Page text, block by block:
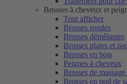
Brosses à cheveux et
Tout afficher
Brosses rondes
Brosses démêlantes
Brosses plates et
Brosses en bois
Peignes à cheveux
Brosses de
Brosses en poil de